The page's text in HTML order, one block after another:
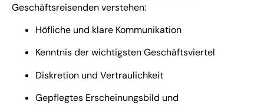
Geschäftsreisenden verstehen:
Höfliche und klare Kommunikation
Kenntnis der wichtigsten Geschäftsviertel
Diskretion und Vertraulichkeit
Gepflegtes Erscheinungsbild und